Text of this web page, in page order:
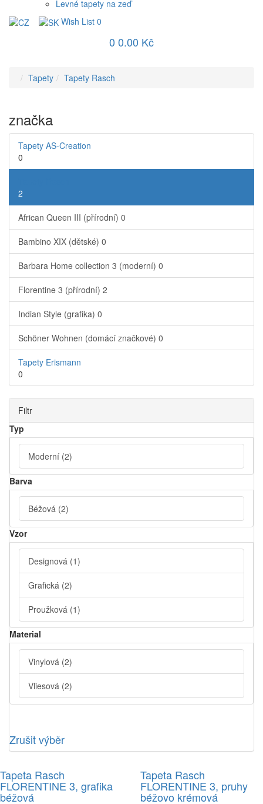
Levné tapety na zeď
Wish List 0
0 0.00 Kč
Tapety Tapety Rasch
značka
Tapety AS-Creation
0
2
African Queen III (přírodní) 0
Bambino XIX (dětské) 0
Barbara Home collection 3 (moderní) 0
Florentine 3 (přírodní) 2
Indian Style (grafika) 0
Schöner Wohnen (domácí značkové) 0
Tapety Erismann
0
Filtr
Typ
Moderní (2)
Barva
Béžová (2)
Vzor
Designová (1)
Grafická (2)
Proužková (1)
Material
Vinylová (2)
Vliesová (2)
Zrušit výběr
Tapeta Rasch
FLORENTINE 3, grafika
béžová
Tapeta Rasch
FLORENTINE 3, pruhy
béžovo krémová